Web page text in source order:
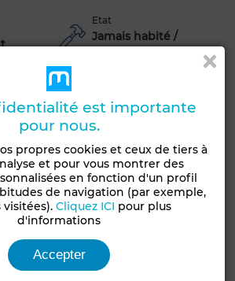
Etat
Jamais habité /
Climatisation Chauffage central
vitrage Porte blindée
est importante
pour nous.
propres cookies et ceux de tiers à
et pour vous montrer des
en fonction d'un profil
de navigation (par exemple,
visitées). Cliquez ICI pour plus
d'informations
Accepter